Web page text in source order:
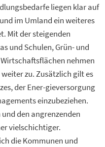
liegen klar auf
im Umland ein weiteres
Mit der steigenden
und Schulen, Grün- und
nehmen
zu. Zusätzlich gilt es
der Ener-gieversorgung
einzubeziehen.
den angrenzenden
vielschichtiger.
die Kommunen und